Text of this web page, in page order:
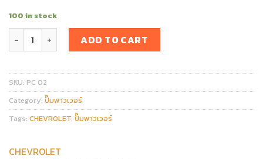
100 in stock
ปั๊มพาวเวอร์ CHEVROLET CAPTIVA 2.4 เบนซิล quantity
ADD TO CART
SKU: PC 02
Category: ปั๊มพาวเวอร์
Tags: CHEVROLET, ปั๊มพาวเวอร์
CHEVROLET